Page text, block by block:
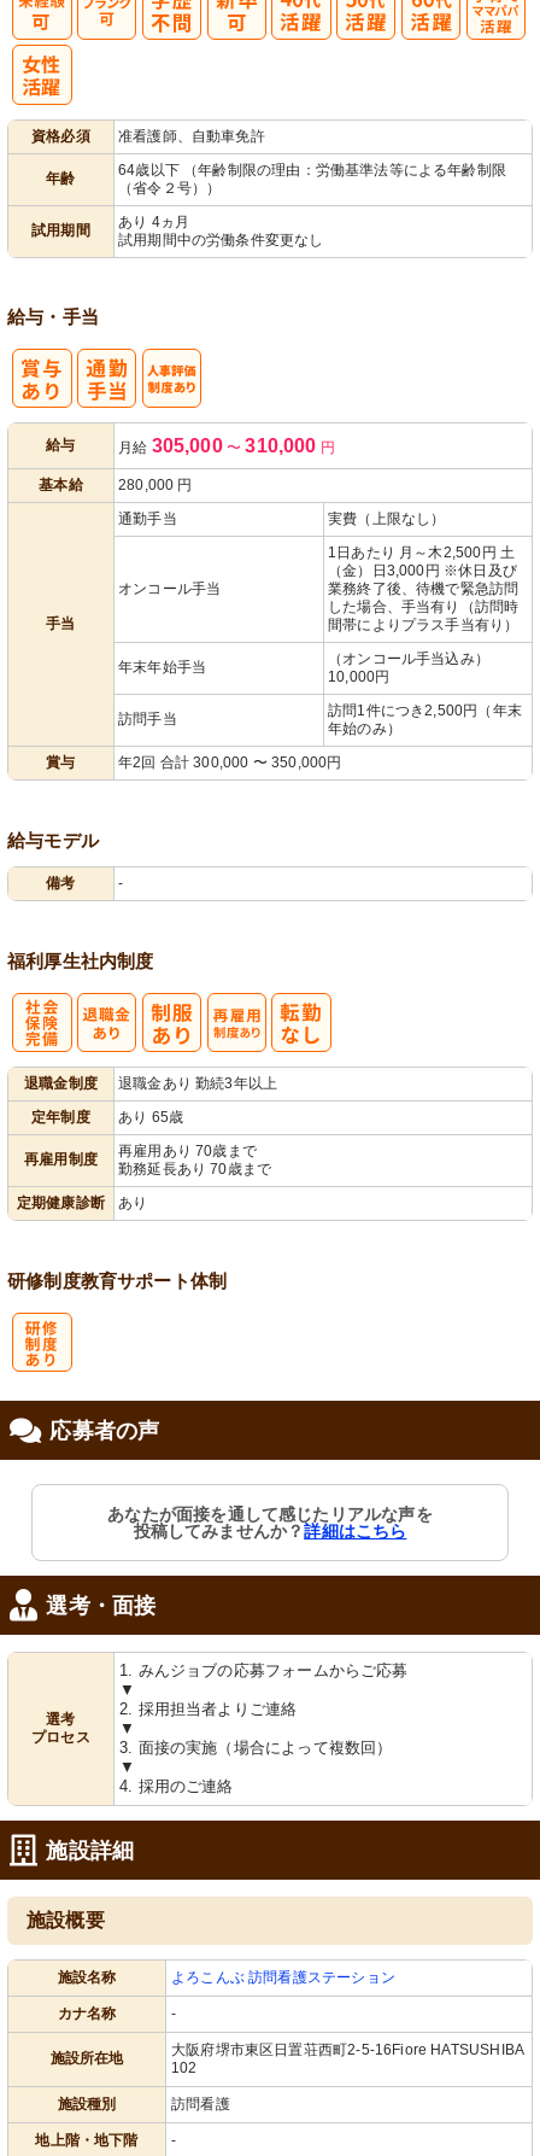
資格必須 准看護師、自動車免許
年齢
64歳以下 （年齢制限の理由：労働基準法等による年齢制限
（省令２号））
試用期間
あり 4ヵ月
試用期間中の労働条件変更なし
給与・手当
給与 月給 305,000 〜 310,000 円
基本給 280,000 円
手当
通勤手当 実費（上限なし）
オンコール手当
1日あたり 月～木2,500円 土
（金）日3,000円 ※休日及び
業務終了後、待機で緊急訪問
した場合、手当有り（訪問時
間帯によりプラス手当有り）
年末年始手当
（オンコール手当込み）
10,000円
訪問手当
訪問1件につき2,500円（年末
年始のみ）
賞与
年2回 合計 300,000 〜 350,000円
給与モデル
備考 -
福利厚生社内制度
退職金制度
退職金あり 勤続3年以上
定年制度
あり 65歳
再雇用制度
再雇用あり 70歳まで
勤務延長あり 70歳まで
定期健康診断
あり
研修制度教育サポート体制
応募者の声
あなたが面接を通して感じたリアルな声を
投稿してみませんか？詳細はこちら
選考・面接
選考
プロセス
1. みんジョブの応募フォームからご応募
▼
2. 採用担当者よりご連絡
▼
3. 面接の実施（場合によって複数回）
▼
4. 採用のご連絡
施設詳細
施設概要
施設名称 よろこんぶ 訪問看護ステーション
カナ名称 -
施設所在地
大阪府堺市東区日置荘西町2-5-16Fiore HATSUSHIBA
102
施設種別 訪問看護
地上階・地下階 -